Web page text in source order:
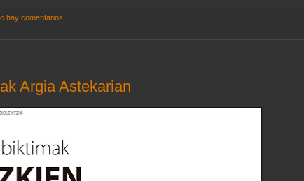
hay comentarios:
Argia Astekarian